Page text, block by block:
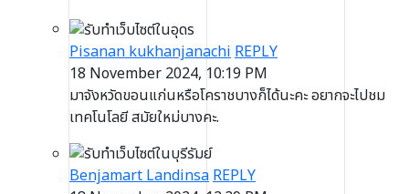
Pisanan kukhanjanachi REPLY
18 November 2024, 10:19 PM
มาจังหวัดขอนแก่นหรือโคราชบางก็ได้นะคะ อยากจะไปชม
เทคโนโลยี สมัยใหม่บางคะ.
Benjamart LandinsaREPLY